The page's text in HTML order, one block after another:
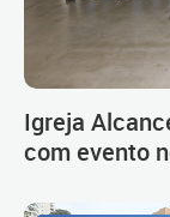
Igreja
com evento